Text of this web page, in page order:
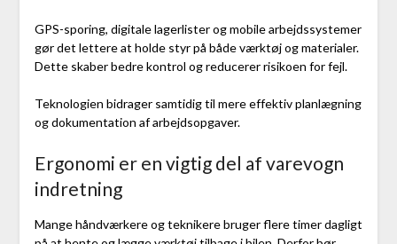
GPS-sporing, digitale lagerlister og mobile arbejdssystemer
gør det lettere at holde styr på både værktøj og materialer.
Dette skaber bedre kontrol og reducerer risikoen for fejl.
Teknologien bidrager samtidig til mere effektiv planlægning
og dokumentation af arbejdsopgaver.
Ergonomi er en vigtig del af varevogn
indretning
Mange håndværkere og teknikere bruger flere timer dagligt